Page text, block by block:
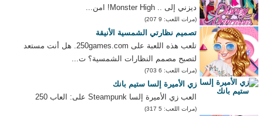
ديزني إلى .. Monster High! امن...
(مرات اللعب: 9 207)
تصميم نظارتي الشمسية الأنيقة
تلعب هذه اللعبة على 250games.com. هل أنت مستعد
لتصبح مصمم النظارات الشمسية؟ ت...
(مرات اللعب: 6 703)
زي الأميرة إلسا ستيم بانك
العب زي الأميرة إلسا Steampunk على: العاب 250
(مرات اللعب: 5 317)